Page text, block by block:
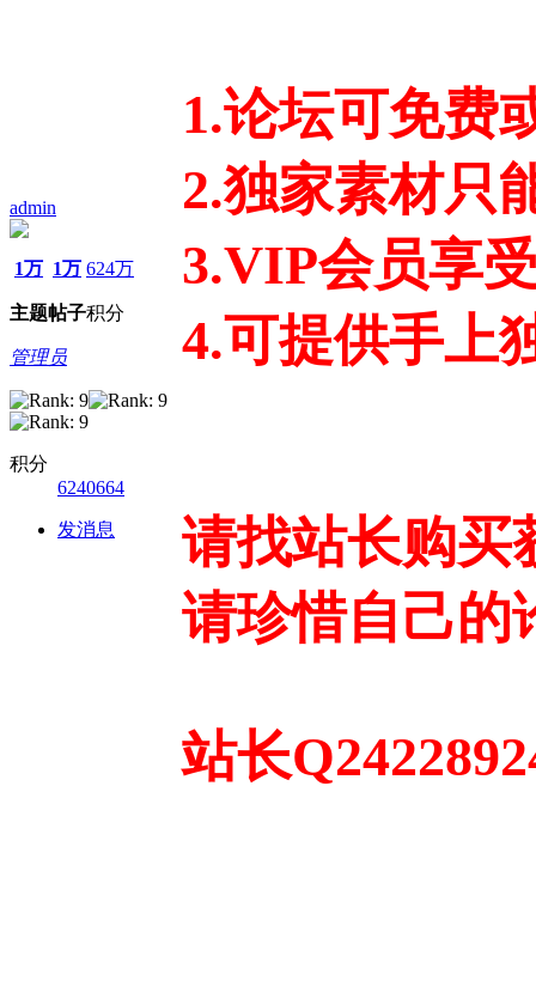
admin
1万
主题
1万
帖子
624万
积分
管理员
积分
6240664
发消息
1.论坛可免费
2.独家素材只
3.VIP会员享
4.可提供手上
请找站长购买
请珍惜自己的
站长